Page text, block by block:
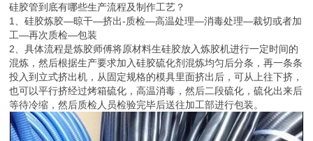
硅胶管到底有哪些生产流程及制作工艺？
1、硅胶炼胶—晾干—挤出-质检—高温处理—消毒处理—裁切或者加
工—再次质检—包装
2、具体流程是炼胶师傅将原材料生硅胶放入炼胶机进行一定时间的
混炼，然后根据生产要求加入硅胶硫化剂混炼均匀后分条，再一条条
投入到立式挤出机，从固定规格的模具里面挤出后，可从上往下挤，
也可以平行挤经过烤箱硫化，高温消毒，然后二段硫化，硫化出来后
等待冷缩，然后质检人员检验完毕后送往加工部进行包装。